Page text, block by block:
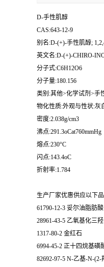
D-手性肌醇
CAS:643-12-9
别名:D-(+)-手性肌醇;
英文名:D-(+)-CHIRO-
分子式:C6H12O6
分子量:180.156
类别:其他>化学试剂>手
物化性质:外观与性状:灰
密度:2.038g/cm3
沸点:291.3oCat760mmHg
熔点:230°C
闪点:143.4oC
折射率:1.784
生产厂家优惠供应以下
61790-12-3 妥尔油脂肪酸
28961-43-5 乙氧基化三
1317-80-2 金红石
6994-45-2 正十四烷基磺
82692-97-5 N-乙基-N-